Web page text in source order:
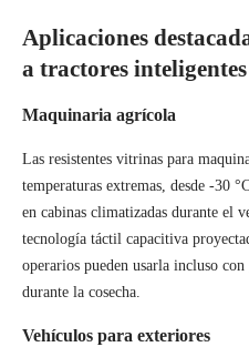
Aplicaciones
a tractores inteligentes
Maquinaria agrícola
Las resistentes vitrinas para
temperaturas extremas, desde -30
en cabinas climatizadas durante el
tecnología táctil capacitiva
operarios pueden usarla incluso
durante la cosecha.
Vehículos para exteriores